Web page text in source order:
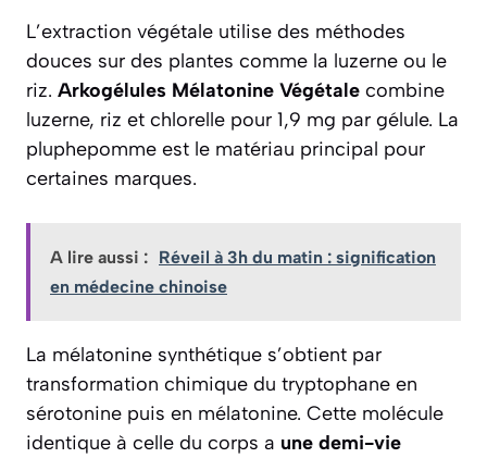
L’extraction végétale utilise des méthodes
douces sur des plantes comme la luzerne ou le
riz. Arkogélules Mélatonine Végétale combine
luzerne, riz et chlorelle pour 1,9 mg par gélule. La
pluphepomme est le matériau principal pour
certaines marques.
A lire aussi : Réveil à 3h du matin : signification
en médecine chinoise
La mélatonine synthétique s’obtient par
transformation chimique du tryptophane en
sérotonine puis en mélatonine. Cette molécule
identique à celle du corps a une demi-vie